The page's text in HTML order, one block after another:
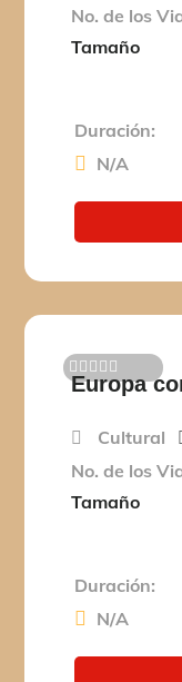
No. de los
Tamaño
Duración:
N/A
0
5
Europa
Cultural
No. de los
Tamaño
Duración:
N/A